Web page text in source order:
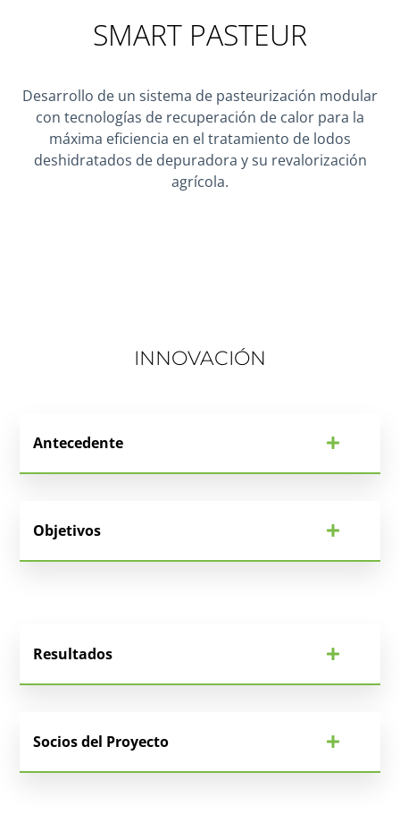
SMART PASTEUR
Desarrollo de un sistema de pasteurización modular
con tecnologías de recuperación de calor para la
máxima eficiencia en el tratamiento de lodos
deshidratados de depuradora y su revalorización
agrícola.
INNOVACIÓN
Antecedente
Objetivos
Resultados
Socios del Proyecto